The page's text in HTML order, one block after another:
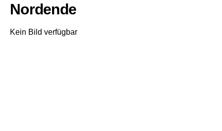
Nordende
Kein Bild verfügbar